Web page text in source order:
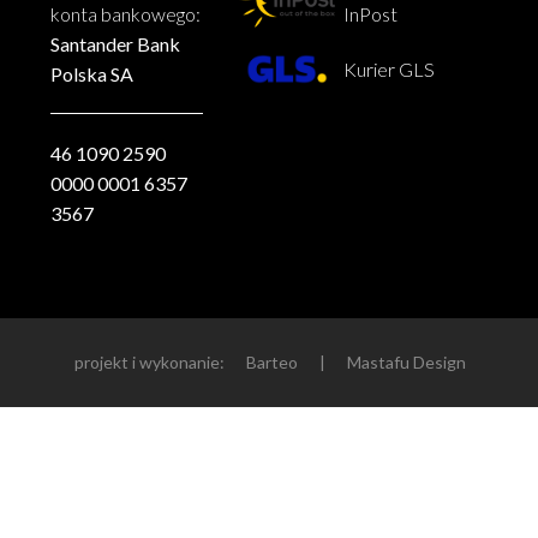
konta bankowego:
Santander Bank
Polska SA
46 1090 2590
0000 0001 6357
3567
InPost
Kurier GLS
projekt i wykonanie: Barteo | Mastafu Design